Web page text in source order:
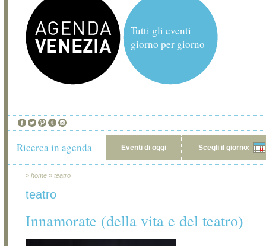
Tutti gli eventi
giorno per giorno
Ricerca in agenda Eventi di oggi Scegli il giorno:
» home » teatro
teatro
Innamorate (della vita e del teatro)